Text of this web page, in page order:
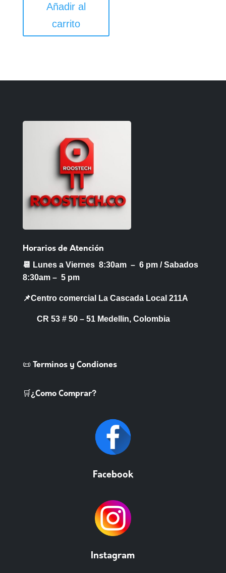
Añadir al
carrito
Horarios de Atención
📆 Lunes a Viernes 8:30am – 6 pm /Sabados
8:30am – 5 pm
📌Centro comercial La Cascada Local 211A
CR 53 # 50 – 51 Medellin, Colombia
📜 Terminos y Condiones
🛒¿Como Comprar?
Facebook
Instagram